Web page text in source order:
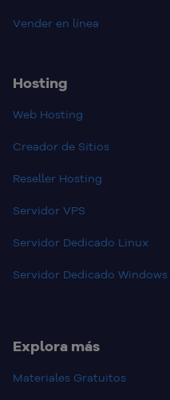
Vender en línea
Hosting
Web Hosting
Creador de Sitios
Reseller Hosting
Servidor VPS
Servidor Dedicado Linux
Servidor Dedicado Windows
Explora más
Materiales Gratuitos